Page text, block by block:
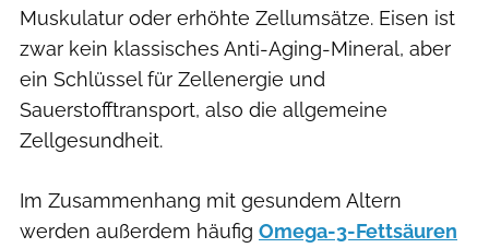
Muskulatur oder erhöhte Zellumsätze. Eisen ist
zwar kein klassisches Anti-Aging-Mineral, aber
ein Schlüssel für Zellenergie und
Sauerstofftransport, also die allgemeine
Zellgesundheit.
Im Zusammenhang mit gesundem Altern
werden außerdem häufig Omega-3-Fettsäuren